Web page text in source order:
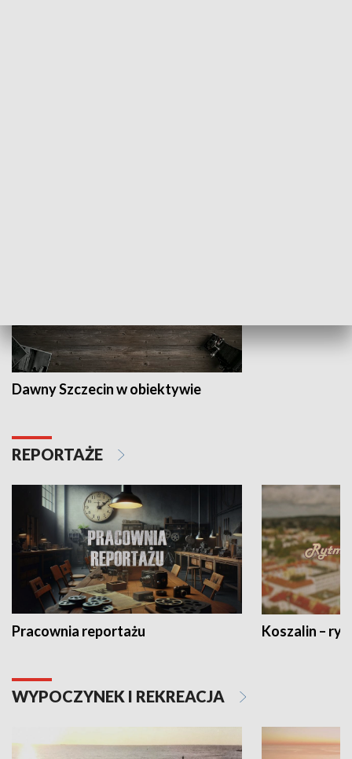
Dawny Szczecin w obiektywie
REPORTAŻE
Pracownia reportażu Koszalin –
WYPOCZYNEK I REKREACJA